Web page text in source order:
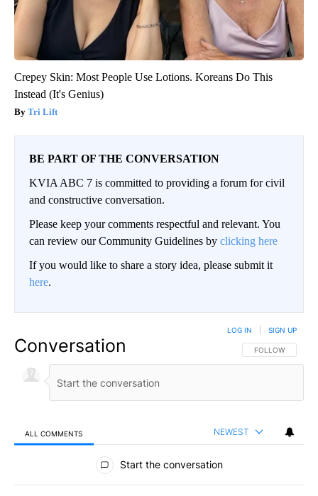
Crepey Skin: Most People Use Lotions. Koreans Do This
Instead (It's Genius)
Tri Lift
BE PART OF THE CONVERSATION
KVIA ABC 7 is committed to providing a forum for civil
and constructive conversation.
Please keep your comments respectful and relevant. You
can review our Community Guidelines by clicking here
If you would like to share a story idea, please submit it
here.
Conversation FOLLOW THIS
FOLLOW
LOG IN SIGN UP
ALL COMMENTS NEWEST
All Comments
Start the conversation